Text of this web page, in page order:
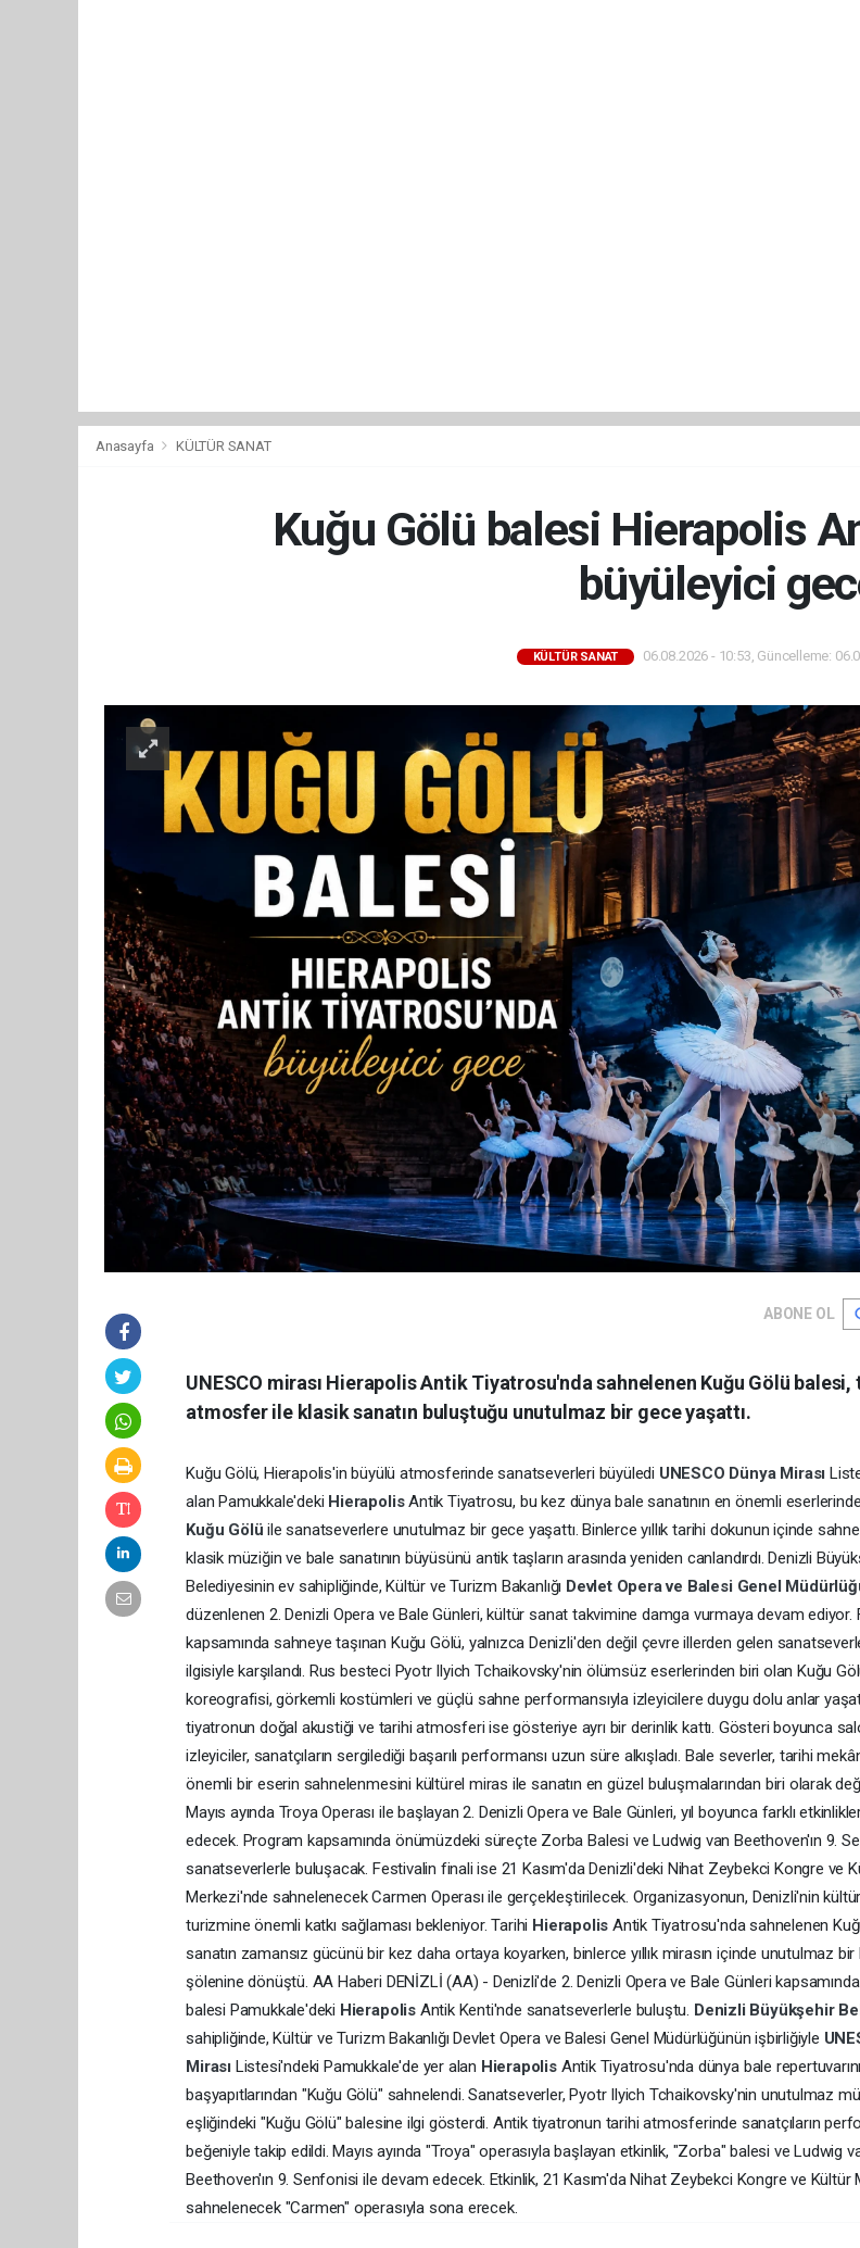
Anasayfa KÜLTÜR SANAT
Kuğu Gölü balesi Hierapolis
büyüleyici
KÜLTÜR SANAT 06.08.2026 - 10:53, Güncelleme:
ABONE OL
UNESCO mirası Hierapolis Antik Tiyatrosu'nda sahnelenen Kuğu Gölü balesi,
atmosfer ile klasik sanatın buluştuğu unutulmaz bir gece yaşattı.
Kuğu Gölü, Hierapolis'in büyülü atmosferinde sanatseverleri büyüledi UNESCO Dünya Mirası
alan Pamukkale'deki HierapolisAntik Tiyatrosu, bu kez dünya bale sanatının en önemli
Kuğu Gölüile sanatseverlere unutulmaz bir gece yaşattı. Binlerce yıllık tarihi dokunun içinde
klasik müziğin ve bale sanatının büyüsünü antik taşların arasında yeniden canlandırdı. Denizli
Belediyesinin ev sahipliğinde, Kültür ve Turizm Bakanlığı Devlet Opera ve Balesi Genel
düzenlenen 2. Denizli Opera ve Bale Günleri, kültür sanat takvimine damga vurmaya devam ediyor.
kapsamında sahneye taşınan Kuğu Gölü, yalnızca Denizli'den değil çevre illerden gelen
ilgisiyle karşılandı. Rus besteci Pyotr Ilyich Tchaikovsky'nin ölümsüz eserlerinden biri olan Kuğu
koreografisi, görkemli kostümleri ve güçlü sahne performansıyla izleyicilere duygu dolu anlar
tiyatronun doğal akustiği ve tarihi atmosferi ise gösteriye ayrı bir derinlik kattı. Gösteri boyunca
izleyiciler, sanatçıların sergilediği başarılı performansı uzun süre alkışladı. Bale severler, tarihi
önemli bir eserin sahnelenmesini kültürel miras ile sanatın en güzel buluşmalarından biri olarak
Mayıs ayında Troya Operası ile başlayan 2. Denizli Opera ve Bale Günleri, yıl boyunca farklı
edecek. Program kapsamında önümüzdeki süreçte Zorba Balesi ve Ludwig van Beethoven'ın 9.
sanatseverlerle buluşacak. Festivalin finali ise 21 Kasım'da Denizli'deki Nihat Zeybekci Kongre ve
Merkezi'nde sahnelenecek Carmen Operası ile gerçekleştirilecek. Organizasyonun, Denizli'nin
turizmine önemli katkı sağlaması bekleniyor. Tarihi Hierapolis Antik Tiyatrosu'nda sahnelenen
sanatın zamansız gücünü bir kez daha ortaya koyarken, binlerce yıllık mirasın içinde unutulmaz
şölenine dönüştü. AA Haberi DENİZLİ (AA) - Denizli'de 2. Denizli Opera ve Bale Günleri
balesi Pamukkale'deki Hierapolis Antik Kenti'nde sanatseverlerle buluştu. Denizli Büyükşehir
sahipliğinde, Kültür ve Turizm Bakanlığı Devlet Opera ve Balesi Genel Müdürlüğünün işbirliğiyle
Mirası Listesi'ndeki Pamukkale'de yer alan Hierapolis Antik Tiyatrosu'nda dünya bale
başyapıtlarından "Kuğu Gölü" sahnelendi. Sanatseverler, Pyotr Ilyich Tchaikovsky'nin unutulmaz
eşliğindeki "Kuğu Gölü" balesine ilgi gösterdi. Antik tiyatronun tarihi atmosferinde sanatçıların
beğeniyle takip edildi. Mayıs ayında "Troya" operasıyla başlayan etkinlik, "Zorba" balesi ve Ludwig
Beethoven'ın 9. Senfonisi ile devam edecek. Etkinlik, 21 Kasım'da Nihat Zeybekci Kongre ve Kültür
sahnelenecek "Carmen" operasıyla sona erecek.